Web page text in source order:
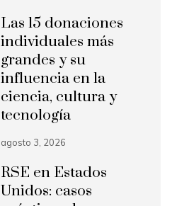
Las 15 donaciones
individuales más
grandes y su
influencia en la
ciencia, cultura y
tecnología
agosto 3, 2026
RSE en Estados
Unidos: casos